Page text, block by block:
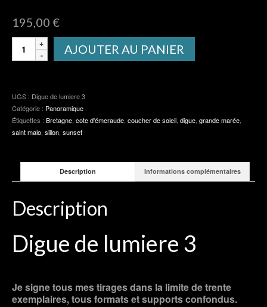
195,00 €
quantité
3
AJOUTER AU PANIER
UGS : Digue de lumiere 3
Catégorie : Panoramique
Étiquettes : Bretagne cote d'émeraude coucher de soleil digue grande marée
saint malo sillon sunset
Description Informations complémentaires
Description
Digue de lumiere 3
Je signe tous mes tirages dans la limite de trente
exemplaires, tous formats et supports confondus.